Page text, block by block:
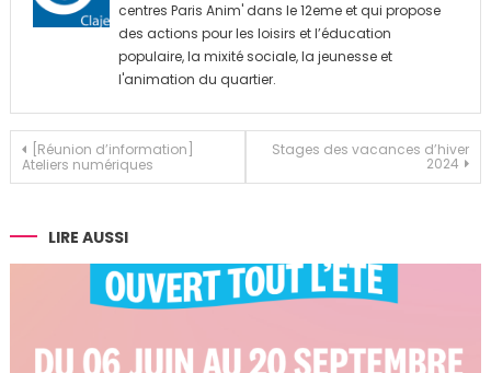
centres Paris Anim' dans le 12eme et qui propose
des actions pour les loisirs et l’éducation
populaire, la mixité sociale, la jeunesse et
l'animation du quartier.
Navigation
de
l’article
[Réunion d’information]
Ateliers numériques
Stages des vacances d’hiver
2024
LIRE AUSSI